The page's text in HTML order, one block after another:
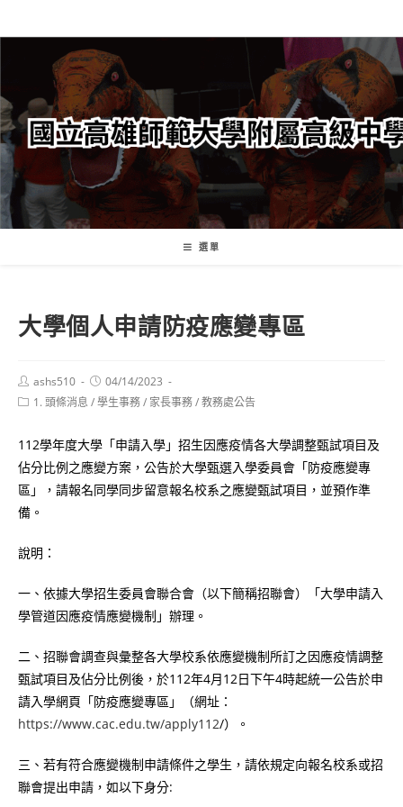
轉
要
內
容
選單
大學個人申請防疫應變專區
Post
author:
ashs510
Post
published:
04/14/2023
Post1. 頭條消息 /學生事務/ 家長事務/教務處公告
112學年度大學「申請入學」招生因應疫情各大學調整甄試項目及
佔分比例之應變方案，公告於大學甄選入學委員會「防疫應變專
區」，請報名同學同步留意報名校系之應變甄試項目，並預作準
備。
說明：
一、依據大學招生委員會聯合會（以下簡稱招聯會）「大學申請入
學管道因應疫情應變機制」辦理。
二、招聯會調查與彙整各大學校系依應變機制所訂之因應疫情調整
甄試項目及佔分比例後，於112年4月12日下午4時起統一公告於申
請入學網頁「防疫應變專區」（網址：
https://www.cac.edu.tw/apply112/）。
三、若有符合應變機制申請條件之學生，請依規定向報名校系或招
聯會提出申請，如以下身分: